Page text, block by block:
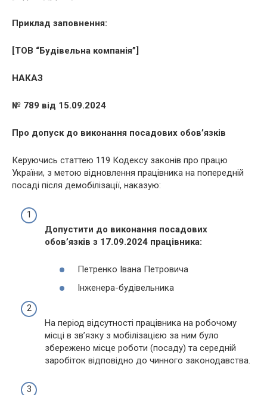
Приклад заповнення:
[ТОВ “Будівельна компанія”]
НАКАЗ
№ 789 від 15.09.2024
Про допуск до виконання посадових обов’язків
Керуючись статтею 119 Кодексу законів про працю
України, з метою відновлення працівника на попередній
посаді після демобілізації, наказую:
Допустити до виконання посадових
обов’язків з 17.09.2024 працівника:
Петренко Івана Петровича
Інженера-будівельника
На період відсутності працівника на робочому
місці в зв’язку з мобілізацією за ним було
збережено місце роботи (посаду) та середній
заробіток відповідно до чинного законодавства.